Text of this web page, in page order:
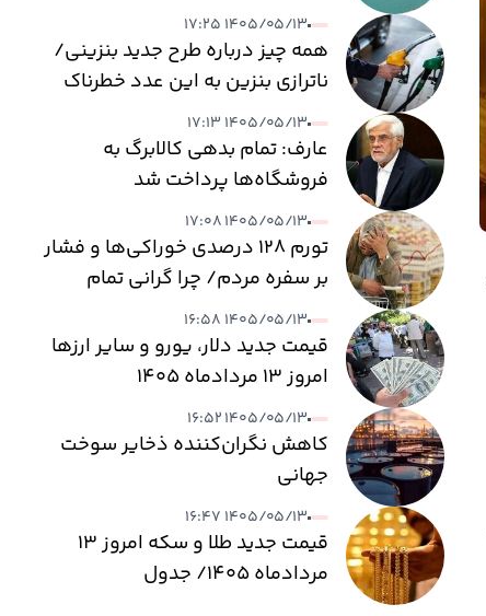
۱۴۰۵/۰۵/۱۳ ۱۷:۲۵
همه چیز درباره طرح جدید بنزینی/
ناترازی بنزین به این عدد خطرناک
می‌رسد
۱۴۰۵/۰۵/۱۳ ۱۷:۱۳
عارف: تمام بدهی کالابرگ به
فروشگاه‌ها پرداخت شد
۱۴۰۵/۰۵/۱۳ ۱۷:۰۸
تورم ۱۲۸ درصدی خوراکی‌ها و فشار
بر سفره مردم/ چرا گرانی تمام
نمی‌شود؟
۱۴۰۵/۰۵/۱۳ ۱۶:۵۸
قیمت جدید دلار، یورو و سایر ارزها
امروز ۱۳ مردادماه ۱۴۰۵
۱۴۰۵/۰۵/۱۳ ۱۶:۵۲
کاهش نگران‌کننده ذخایر سوخت
جهانی
۱۴۰۵/۰۵/۱۳ ۱۶:۴۷
قیمت جدید طلا و سکه امروز ۱۳
مردادماه ۱۴۰۵/ جدول